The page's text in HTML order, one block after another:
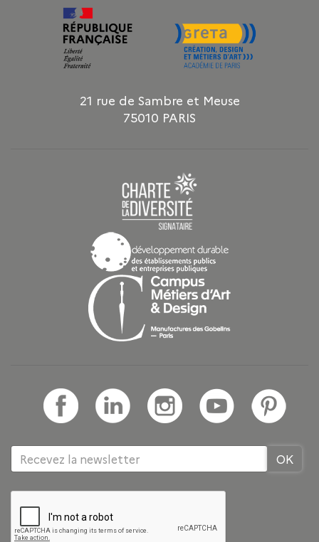
21 rue de Sambre et Meuse
75010 PARIS